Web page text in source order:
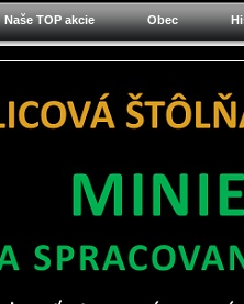
Naše TOP akcie Obec